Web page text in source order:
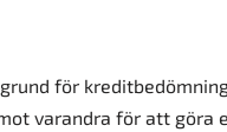
för
varandra för att göra